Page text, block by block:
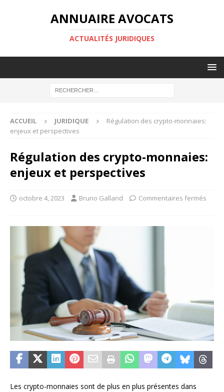
ANNUAIRE AVOCATS
ACTUALITÉS JURIDIQUES
ACCUEIL JURIDIQUE
Régulation des crypto-monnaies:
enjeux et perspectives
Régulation des crypto-monnaies:
enjeux et perspectives
octobre 4, 2023 Bruno Galland Commentaires fermés
Les crypto-monnaies sont de plus en plus présentes dans